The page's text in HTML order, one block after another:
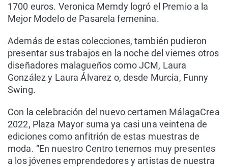
1700 euros. Veronica Memdy logró el Premio a la
Mejor Modelo de Pasarela femenina.
Además de estas colecciones, también pudieron
presentar sus trabajos en la noche del viernes otros
diseñadores malagueños como JCM, Laura
González y Laura Álvarez o, desde Murcia, Funny
Swing.
Con la celebración del nuevo certamen MálagaCrea
2022, Plaza Mayor suma ya casi una veintena de
ediciones como anfitrión de estas muestras de
moda. “En nuestro Centro tenemos muy presentes
a los jóvenes emprendedores y artistas de nuestra